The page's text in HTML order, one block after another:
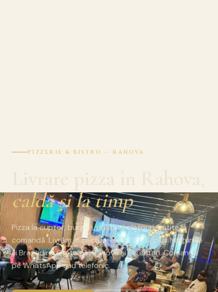
PIZZERIE & BISTRO — RAHOVA
Livrare pizza în Rahova,
caldă și la timp
Pizza la cuptor, burgeri, paste și platouri, gătite la
comandă. Livrăm în sectoarele 4, 5 și 6, plus Măgurele
și Bragadiru. Gratuit în Rahova și Ferentari. Comandă
pe WhatsApp sau telefonic.